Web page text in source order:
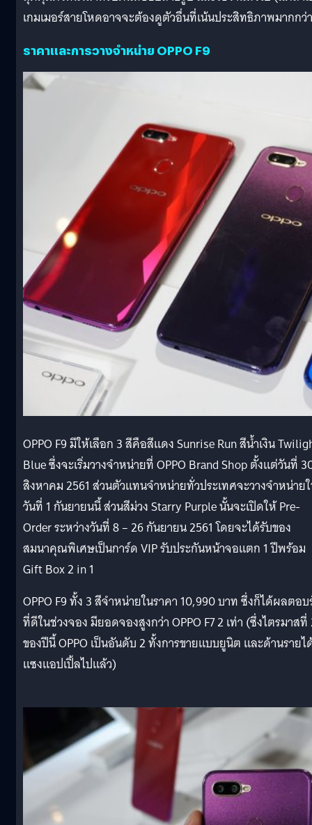
เกมเมอร์สายโหดอาจจะต้องดูตัวอื่นที่เน้นประสิทธิภาพมากกว่
ราคาและการวางจำหน่าย OPPO F9
OPPO F9 มีให้เลือก 3 สีคือสีแดง Sunrise Run สีน้ำเงิน
Blue ซึ่งจะเริ่มวางจำหน่ายที่ OPPO Brand Shop ตั้งแต่วันที่
สิงหาคม 2561 ส่วนตัวแทนจำหน่ายทั่วประเทศจะวางจำหน่าย
วันที่ 1 กันยายนนี้ ส่วนสีม่วง Starry Purple นั้นจะเปิดให้ Pre-
Order ระหว่างวันที่ 8 – 26 กันยายน 2561 โดยจะได้รับของ
สมนาคุณพิเศษเป็นการ์ด VIP รับประกันหน้าจอแตก 1 ปีพร้อม
Gift Box 2 in 1
OPPO F9 ทั้ง 3 สีจำหน่ายในราคา 10,990 บาท ซึ่งก็ได้ผลตอ
ที่ดีในช่วงจอง มียอดจองสูงกว่า OPPO F7 2 เท่า (ซึ่งไตรมาสที่
ของปีนี้ OPPO เป็นอันดับ 2 ทั้งการขายแบบยูนิต และด้านราย
แซงแอปเปิ้ลไปแล้ว)